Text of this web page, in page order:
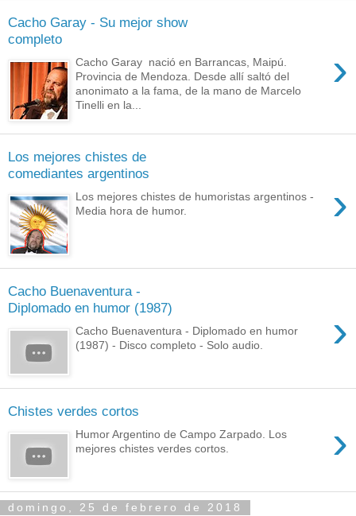
Cacho Garay - Su mejor show
completo
›
Cacho Garay nació en Barrancas, Maipú.
Provincia de Mendoza. Desde allí saltó del
anonimato a la fama, de la mano de Marcelo
Tinelli en la...
Los mejores chistes de
comediantes argentinos
›
Los mejores chistes de humoristas argentinos -
Media hora de humor.
Cacho Buenaventura -
Diplomado en humor (1987)
›
Cacho Buenaventura - Diplomado en humor
(1987) - Disco completo - Solo audio.
Chistes verdes cortos
›
Humor Argentino de Campo Zarpado. Los
mejores chistes verdes cortos.
domingo, 25 de febrero de 2018